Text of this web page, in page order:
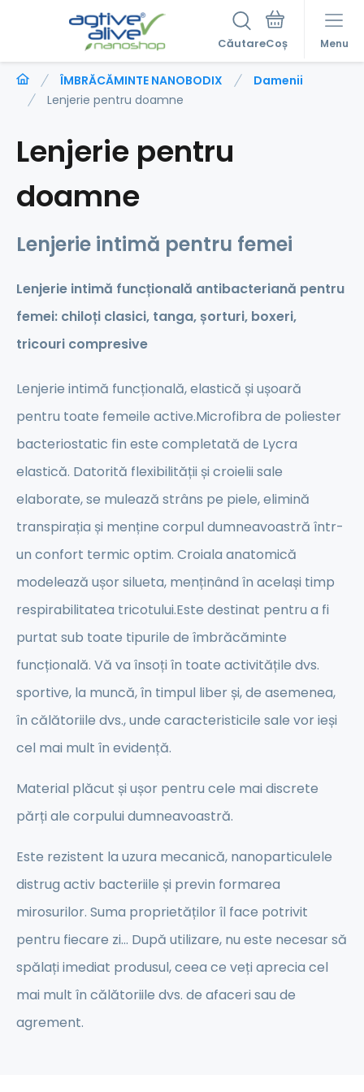
Căutare Menu
ÎMBRĂCĂMINTE NANOBODIX
Damenii
Lenjerie pentru doamne
Lenjerie pentru
doamne
Lenjerie intimă pentru femei
Lenjerie intimă funcțională antibacteriană pentru
femei: chiloți clasici, tanga, șorturi, boxeri,
tricouri compresive
Lenjerie intimă funcțională, elastică și ușoară
pentru toate femeile active.Microfibra de poliester
bacteriostatic fin este completată de Lycra
elastică. Datorită flexibilității și croielii sale
elaborate, se mulează strâns pe piele, elimină
transpirația și menține corpul dumneavoastră într-
un confort termic optim. Croiala anatomică
modelează ușor silueta, menținând în același timp
respirabilitatea tricotului.Este destinat pentru a fi
purtat sub toate tipurile de îmbrăcăminte
funcțională. Vă va însoți în toate activitățile dvs.
sportive, la muncă, în timpul liber și, de asemenea,
în călătoriile dvs., unde caracteristicile sale vor ieși
cel mai mult în evidență.
Material plăcut și ușor pentru cele mai discrete
părți ale corpului dumneavoastră.
Este rezistent la uzura mecanică, nanoparticulele
distrug activ bacteriile și previn formarea
mirosurilor. Suma proprietăților îl face potrivit
pentru fiecare zi... După utilizare, nu este necesar să
spălați imediat produsul, ceea ce veți aprecia cel
mai mult în călătoriile dvs. de afaceri sau de
agrement.